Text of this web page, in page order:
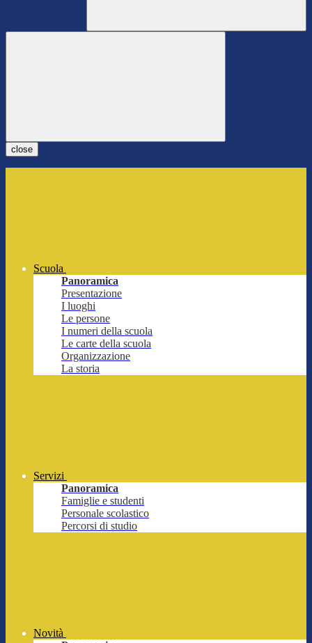
close
Scuola
Panoramica
Presentazione
I luoghi
Le persone
I numeri della scuola
Le carte della scuola
Organizzazione
La storia
Servizi
Panoramica
Famiglie e studenti
Personale scolastico
Percorsi di studio
Novità